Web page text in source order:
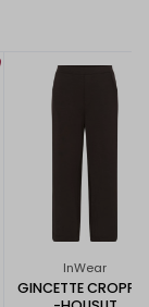
InWear
GINCETTE